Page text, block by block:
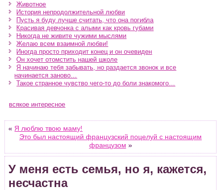
Животное
История непродолжительной любви
Пусть я буду лучше считать, что она погибла
Красивая девчонка с алыми как кровь губами
Никогда не живите чужими мыслями
Желаю всем взаимной любви!
Иногда просто приходит конец и он очевиден
Он хочет отомстить нашей школе
Я начинаю тебя забывать, но раздается звонок и все
начинается заново…
Такое странное чувство чего-то до боли знакомого…
всякое интересное
« Я люблю твою маму!
Это был настоящий французский поцелуй с настоящим
французом »
У меня есть семья, но я, кажется,
несчастна